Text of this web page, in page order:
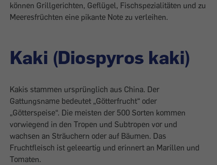
können Grillgerichten, Geflügel, Fischspezialitäten und zu
Meeresfrüchten eine pikante Note zu verleihen.
Kaki (Diospyros kaki)
Kakis stammen ursprünglich aus China. Der
Gattungsname bedeutet „Götterfrucht“ oder
„Götterspeise“. Die meisten der 500 Sorten kommen
vorwiegend in den Tropen und Subtropen vor und
wachsen an Sträuchern oder auf Bäumen. Das
Fruchtfleisch ist geleeartig und erinnert an Marillen und
Tomaten.